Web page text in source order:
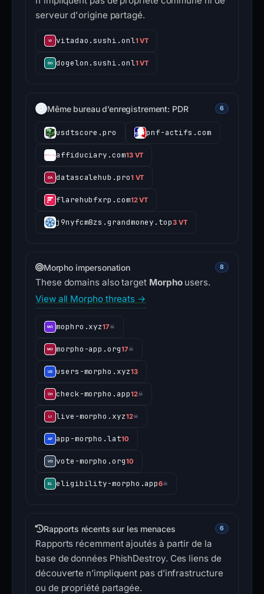
serveur d'origine partagé.
vitadao.sushi.onl1 VT
dogelon.sushi.onl1 VT
Même bureau d’enregistrement: PDR 6
usdtscore.pro pnf-actifs.com
affiduciary.com13 VT
datascalehub.pro1 VT
flarehubfxrp.com12 VT
j9nyfcm8zs.grandmoney.top3 VT
Morpho impersonation 8
These domains also target Morphousers.
View all Morpho threats →
mophro.xyz17☠
morpho-app.org17☠
users-morpho.xyz13
check-morpho.app12☠
live-morpho.xyz12☠
app-morpho.lat10
vote-morpho.org10
eligibility-morpho.app6☠
Rapports récents sur les menaces 6
Rapports récemment ajoutés à partir de la
base de données PhishDestroy. Ces liens de
découverte n’impliquent pas d’infrastructure
ou de propriété partagée.